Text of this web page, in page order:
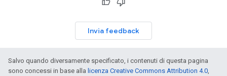
Invia feedback
Salvo quando diversamente specificato, i contenuti di questa pagina
sono concessi in base alla licenza Creative Commons Attribution 4.0